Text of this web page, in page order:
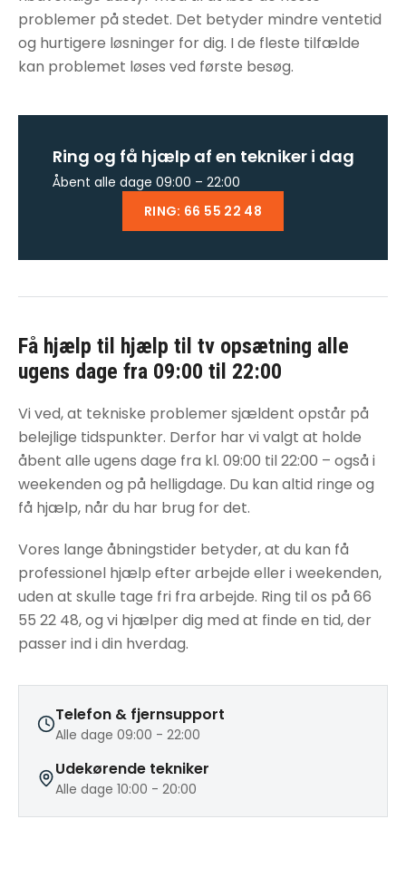
problemer på stedet. Det betyder mindre ventetid
og hurtigere løsninger for dig. I de fleste tilfælde
kan problemet løses ved første besøg.
Ring og få hjælp af en tekniker i dag
Åbent alle dage 09:00 – 22:00
RING: 66 55 22 48
Få hjælp til hjælp til tv opsætning alle
ugens dage fra 09:00 til 22:00
Vi ved, at tekniske problemer sjældent opstår på
belejlige tidspunkter. Derfor har vi valgt at holde
åbent alle ugens dage fra kl. 09:00 til 22:00 – også i
weekenden og på helligdage. Du kan altid ringe og
få hjælp, når du har brug for det.
Vores lange åbningstider betyder, at du kan få
professionel hjælp efter arbejde eller i weekenden,
uden at skulle tage fri fra arbejde. Ring til os på 66
55 22 48, og vi hjælper dig med at finde en tid, der
passer ind i din hverdag.
Telefon & fjernsupport
Alle dage 09:00 - 22:00
Udekørende tekniker
Alle dage 10:00 - 20:00